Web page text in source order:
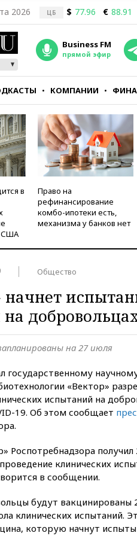
2026 ЦБ $ 77.96 € 88.91
Business FM
прямой эфир
КОМПАНИИ
в
США
Право на
рефинансирование
комбо-ипотеки есть,
механизма у банков нет
Общество
начнет
на 27 июля
государственному
«Вектор»
испытаний на
19. Об этом сообщает
Роспотребнадзора получил
клинических
в сообщении.
будут вакцинированы
клинических испытаний.
которую начнут